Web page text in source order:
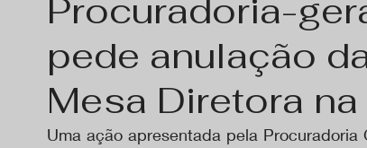
Procuradoria-
pede anulação
Mesa Diretora
Uma ação apresentada pela Procuradoria